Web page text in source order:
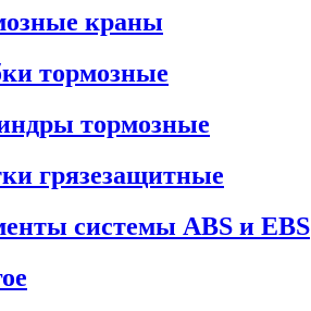
краны
тормозные
тормозные
грязезащитные
системы ABS и EBS